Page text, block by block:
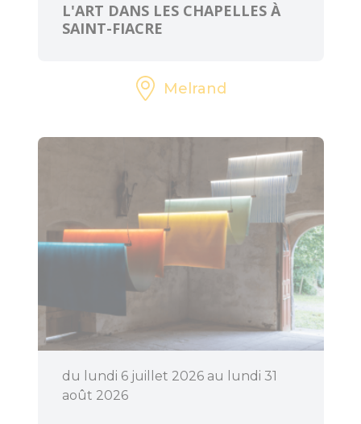
Bouger Déguster
L'ART DANS LES CHAPELLES À
SAINT-FIACRE
Melrand
du lundi 6 juillet 2026 au lundi 31
août 2026